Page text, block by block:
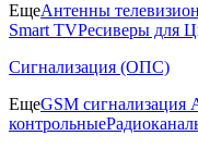
ЕщеАнтенны
Smart TVРесиверы для
Сигнализация (ОПС)
ЕщеGSM сигнализация
контрольные